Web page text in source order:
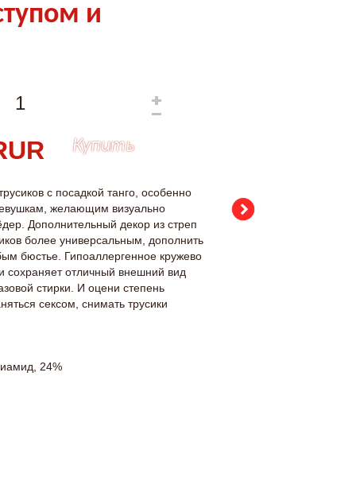
и
Купить
с посадкой танго, особенно
желающим визуально
Дополнительный декор из стреп
более универсальным, дополнить
бюстье. Гипоаллергенное кружево
сохраняет отличный внешний вид
стирки. И оцени степень
сексом, снимать трусики
24%